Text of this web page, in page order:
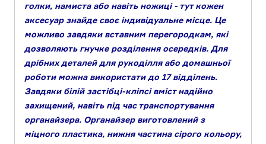
голки, намиста або навіть ножиці - тут кожен
аксесуар знайде своє індивідуальне місце. Це
можливо завдяки вставним перегородкам, які
дозволяють гнучке розділення осередків. Для
дрібних деталей для рукоділля або домашньої
роботи можна використати до 17 відділень.
Завдяки білій застібці-кліпсі вміст надійно
захищений, навіть під час транспортування
органайзера. Органайзер виготовлений з
міцного пластика, нижня частина сірого кольору,